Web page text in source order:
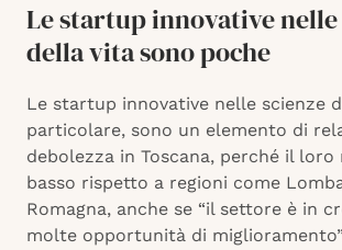
Le startup innovative nelle
della vita sono poche
Le startup innovative nelle scienze
particolare, sono un elemento di
debolezza in Toscana, perché il loro
basso rispetto a regioni come
Romagna, anche se “il settore è in
molte opportunità di